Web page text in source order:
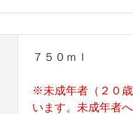
７５０ｍｌ
※未成年者（２０
います。未成年者